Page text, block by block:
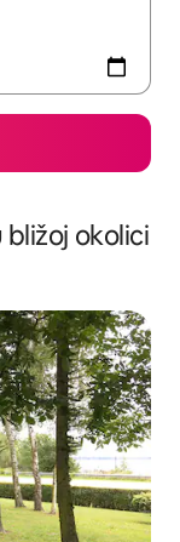
bližoj okolici